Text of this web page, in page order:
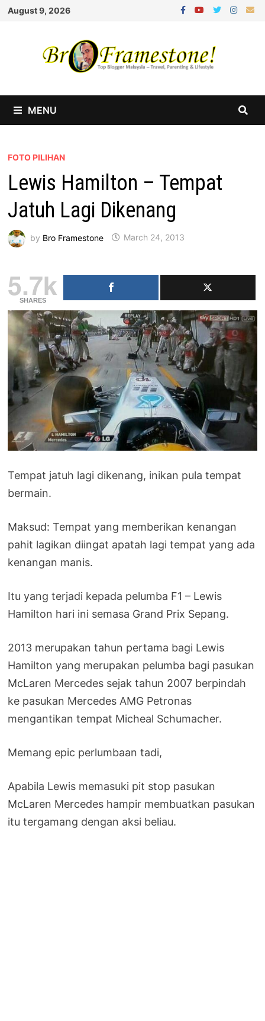
Skip
August 9, 2026
MENU
FOTO PILIHAN
Lewis Hamilton – Tempat
Jatuh Lagi Dikenang
by Bro Framestone March 24, 2013
5.7k
SHARES
Tempat jatuh lagi dikenang, inikan pula tempat
bermain.
Maksud: Tempat yang memberikan kenangan
pahit lagikan diingat apatah lagi tempat yang ada
kenangan manis.
Itu yang terjadi kepada pelumba F1 – Lewis
Hamilton hari ini semasa Grand Prix Sepang.
2013 merupakan tahun pertama bagi Lewis
Hamilton yang merupakan pelumba bagi pasukan
McLaren Mercedes sejak tahun 2007 berpindah
ke pasukan Mercedes AMG Petronas
mengantikan tempat Micheal Schumacher.
Memang epic perlumbaan tadi,
Apabila Lewis memasuki pit stop pasukan
McLaren Mercedes hampir membuatkan pasukan
itu tergamang dengan aksi beliau.